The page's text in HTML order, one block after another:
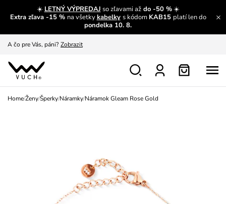
☀️ LETNÝ VÝPREDAJ so zľavami aždo -50 %☀️
Extra zľava -15 % na všetkykabelky s kódom KAB15 platí len do
pondelka 10. 8.
Prečítať viac
A čo pre Vás, páni? Zobrazit
S čím chybu neurobíš?
Nech sa inšpirovať Zobraziť
Home/Ženy/Šperky/Náramky/Náramok Gleam Rose Gold